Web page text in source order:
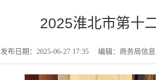
2025淮北市第十
发布日期：2025-06-27 17:35 编辑：商务局信息